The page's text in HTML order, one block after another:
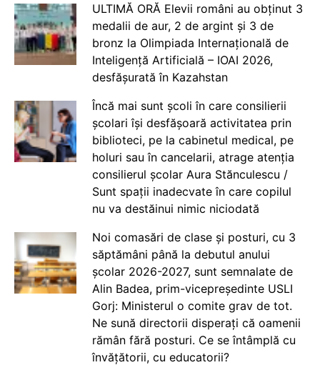
ULTIMĂ ORĂ Elevii români au obținut 3
medalii de aur, 2 de argint și 3 de
bronz la Olimpiada Internațională de
Inteligență Artificială – IOAI 2026,
desfășurată în Kazahstan
Încă mai sunt școli în care consilierii
școlari își desfășoară activitatea prin
biblioteci, pe la cabinetul medical, pe
holuri sau în cancelarii, atrage atenția
consilierul școlar Aura Stănculescu /
Sunt spații inadecvate în care copilul
nu va destăinui nimic niciodată
Noi comasări de clase și posturi, cu 3
săptămâni până la debutul anului
școlar 2026-2027, sunt semnalate de
Alin Badea, prim-vicepreședinte USLI
Gorj: Ministerul o comite grav de tot.
Ne sună directorii disperați că oamenii
rămân fără posturi. Ce se întâmplă cu
învățătorii, cu educatorii?